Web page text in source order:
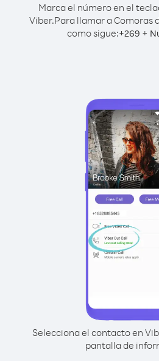
Marca el número en el
Viber.Para llamar a Comoras
como sigue:+269 +
Selecciona el contacto en
pantalla de